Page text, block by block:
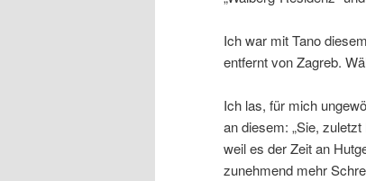
Ich war mit Tano
entfernt von Zagreb.
Ich las, für mich
an diesem: „Sie,
weil es der Zeit an
zunehmend mehr